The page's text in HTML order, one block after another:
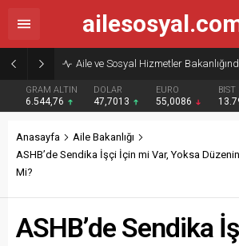
GRAM ALTIN
6.544,76
DOLAR
47,7013
EURO
55,0086
BIST
Anasayfa
Aile Bakanlığı
ASHB’de Sendika İşçi İçin mi Var, Yoksa
Mi?
ASHB’de Sendika